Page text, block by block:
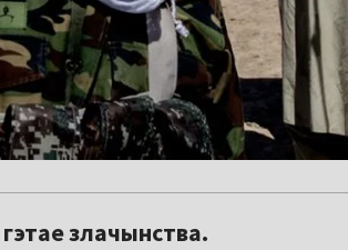
злачынства.